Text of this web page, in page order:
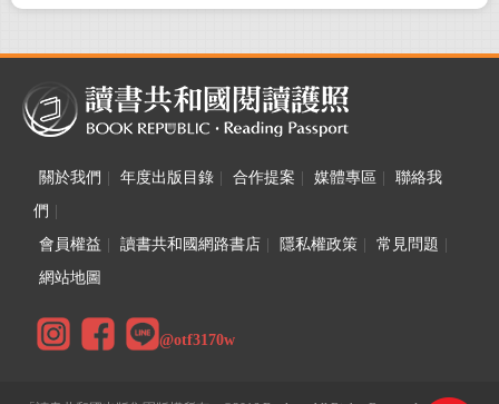
關於我們 年度出版目錄 合作提案 媒體專區
聯絡我
們
會員權益
讀書共和國網路書店 隱私權政策 常見問題
網站地圖
@otf3170w